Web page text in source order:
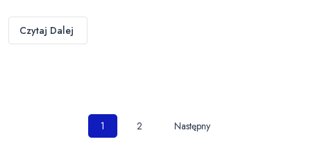
Czytaj Dalej
Nawigacja
1 2 Następny